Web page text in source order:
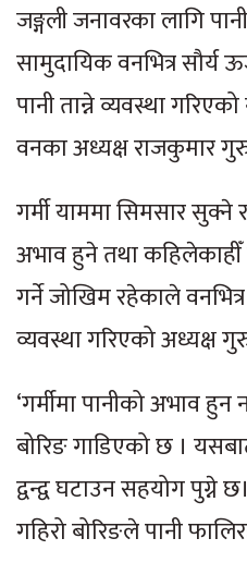
जङ्गली जनावरका लागि
सामुदायिक वनभित्र सौर्य
पानी तान्ने व्यवस्था
वनका अध्यक्ष राजकुमार
गर्मी याममा सिमसार सुक्ने
अभाव हुने तथा कहिलेकाहीँ
गर्ने जोखिम रहेकाले
व्यवस्था गरिएको अध्यक्ष
‘गर्मीमा पानीको अभाव हुन
बोरिङ गाडिएको छ ।
द्वन्द्व घटाउन सहयोग पुग्ने
गहिरो बोरिङले पानी